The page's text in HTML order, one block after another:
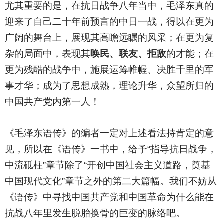
尤其重要的是，在抗日战争八年当中，毛泽东真的
迎来了自己二十年前预言的中日一战，得以在更为
广阔的舞台上，展现其高瞻远瞩的风采；在更为复
杂的局面中，表现其唤民、联友、拒敌的才能；在
更为残酷的战争中，施展运筹帷幄、决胜千里的军
事才华；成为了思想成熟，理论升华，众望所归的
中国共产党内第一人！
《毛泽东语传》的编者一定对上述看法持肯定的意
见，所以在《语传》一书中，给予“指导抗日战争，
中流砥柱”章节除了“开创中国社会主义道路，奠基
中国现代文化”章节之外的第二大篇幅。我们不妨从
《语传》中寻找中国共产党和中国革命为什么能在
抗战八年里发生脱胎换骨的巨变的脉络吧。